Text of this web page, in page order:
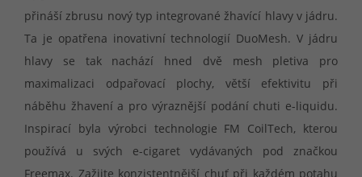
přináší zbrusu nový typ integrované žhavící hlavy v jádru.
Ta je opatřena inovativní technologií DuoMesh. V jádru
hlavy se tak nachází hned dvě mesh pletiva pro
maximalizaci odpařovací plochy, větší efektivitu při
náběhu žhavení a pro výraznější podání chuti e-liquidu.
Inspirací byla výrobci technologie FM CoilTech, kterou
používá u svých e-cigaret vydávaných pod značkou
Freemax. Zažijte konzistentnější chuť při každém potahu